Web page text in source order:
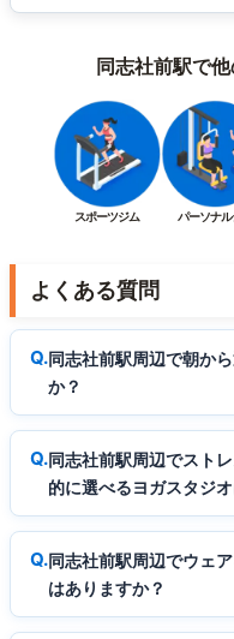
同志社前駅で
スポーツジム パーソナル
よくある質問
同志社前駅周辺で朝か
か？
同志社前駅周辺でスト
的に選べるヨガスタジ
同志社前駅周辺でウェ
はありますか？